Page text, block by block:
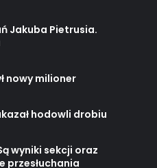
Jakuba Pietrusia.
nowy milioner
hodowli drobiu
wyniki sekcji oraz
przesłuchania